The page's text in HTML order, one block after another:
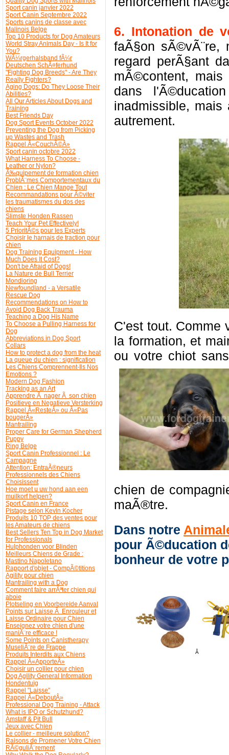
Sport canin janvier 2022
Sport Canin Septembre 2022
Sports canins de classe avec
Malinois Belge
Top 10 Products for Dog Amateurs
World Stray Animals Day - Is It for
You?
WÃ¼rgerhalsband fÃ¼r
Deutschen SchÃ¤ferhund
"Fighting Dog Breeds" - Are They
Really Fighters?
Aging Dogs: Do They Loose Their
Abilities?
All Our Articles About Dogs and
Training
Best Friends Day
Dog Sport Events October 2022
Preventing the Dog from Picking
up Wastes and Trash
Rappel Â«CouchÃ©Â»
Sport canin octobre 2022
What Harness To Choose -
Leather or Nylon?
Ã‰quipement de formation chien
ProblÃ¨mes Comportementaux du
Chien : Le Chien Mange Tout
Recommandations pour Ã©viter
les traumatismes du dos des
chiens
Slimste Honden Rassen
Teach Your Pet Effectively!
5 PrioritÃ©s pour les Experts
Choisir le harnais de traction pour
chien
Dog Training Equipment - How
Much Does It Cost?
Don't be Afraid of Dogs!
La Nature de Bull Terrier
Mondioring
Newfoundland - a Versatile
Rescue Dog
Recommendations on How to
Avoid Dog Back Trauma
Teaching a Dog His Name
To Choose a Pulling Harness for
Dog
Abbreviations in Dog Sport
Collars
How to protect a dog from the heat
La queue du chien : signification
Les Chiens Comprennent-Ils Nos
Emotions ?
Modern Dog Fashion
Tracking as an Art
Apprendre Ã nager Ã son chien
Positieve en Negatieve Versterking
Rappel Â«ResteÂ» ou Â«Pas
bougerÂ»
Mantrailing
Proper Care for German Shepherd
Puppy
Ring Belge
Sport Canin Professionnel : Le
Campagne
Attention: EntraÃ®neurs
Professionnels des Chiens
Choisissent
Hoe moet u uw hond aan een
muilkorf helpen?
Sport Canin en France
Pistage selon Kevin Kocher
Produits 10 TOP des ventes pour
les Amateurs de chiens
Best Sellers Ten Top in Dog Market
for Professionals
Hulphonden voor Blinden
Meilleurs Chiens de Grade :
Mastino Napoletano
Rapport d'objet - CompÃ©titions
Agility pour chien
Mantrailing with a Dog
Comment faire arrÃªter chien qui
aboie
Plotseling en Voorbereide Aanval
Points sur Laisse Ã Enrouleur et
Laisse Ordinaire pour Chien
Enseignez votre chien d'une
maniÃ¨re efficace !
Some Points on Canistherapy
MuseliÃ¨re de Frappe
Produits Interdits aux Chiens
Rappel Â«ApporteÂ»
Choisir un collier pour chien
Dog Agility General Information
Hondentuig
Rappel "Laisse"
Rappel Â«DeboutÂ»
Professional Dog Training - Attack
What is IPO or Schutzhund?
Amstaff & Pit Bull
Jeux avec Chien
Le collier - meilleure solution?
Raisons de Promener Votre Chien
RÃ©guliÃ¨rement
6. Intonation de
faÃ§on sÃ©vÃ¨re,
regard perÃ§ant
mÃ©content,
dans
inadmissible,
autrement.
C'est tout. Comme
la formation, et
ou votre chiot
chien de
maÃ®tre.
Dans notre
pour Ã©ducation
bonheur de votre
Â